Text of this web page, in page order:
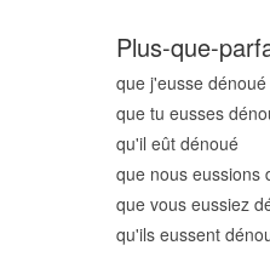
Plus-que-
que j'eusse dénoué
que tu eusses
qu'il eût dénoué
que nous eussions
que vous eussiez
qu'ils eussent